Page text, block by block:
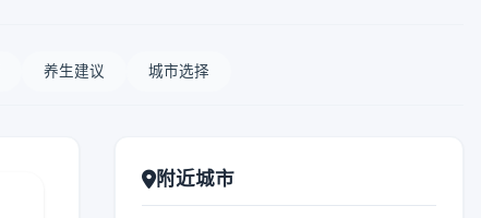
养生建议 城市选择
附近城市